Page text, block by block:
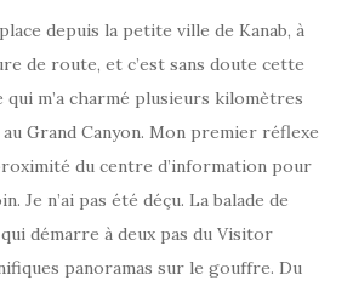
depuis la petite ville de Kanab, à
de route, et c’est sans doute cette
qui m’a charmé plusieurs kilomètres
Grand Canyon. Mon premier réflexe
du centre d’information pour
Je n’ai pas été déçu. La balade de
démarre à deux pas du Visitor
panoramas sur le gouffre. Du